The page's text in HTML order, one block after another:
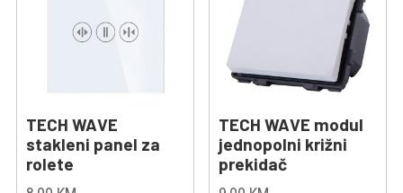
TECH WAVE
stakleni panel za
rolete
TECH WAVE modul
jednopolni križni
prekidač